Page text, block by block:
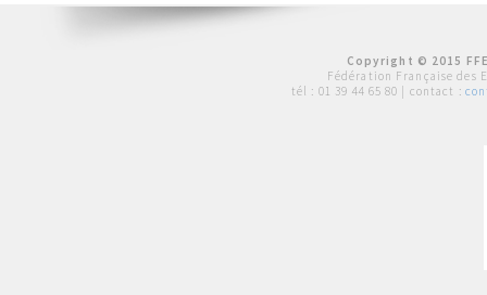
Copyright © 2015
Fédération Française des
tél : 01 39 44 65 80 | contact :